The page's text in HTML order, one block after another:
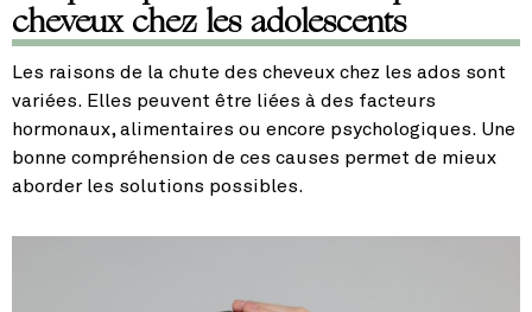
cheveux chez les adolescents
Les raisons de la chute des cheveux chez les ados sont
variées. Elles peuvent être liées à des facteurs
hormonaux, alimentaires ou encore psychologiques. Une
bonne compréhension de ces causes permet de mieux
aborder les solutions possibles.